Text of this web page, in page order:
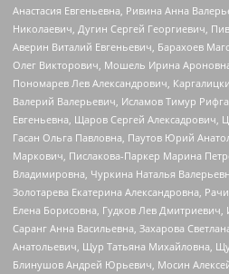
Анастасия Евгеньевна, Ривина Анна
Николаевич, Дугин Сергей Георгиевич,
Аверин Виталий Евгеньевич, Барахоев
Олег Викторович, Мошель Ирина
Пономарев Лев Александрович,
Валерий Валерьевич, Исламов Тимур
Евгеньевна, Щаров Сергей Алексадрович,
Гасан Ольга Павловна, Паутов Юрий
Маркович, Пислакова-Паркер Марина
Владимировна, Чуркина Наталья
Золотарева Екатерина Александровна,
Елена Борисовна, Гудков Лев
Саранг Анна Васильевна, Захарова
Анатольевич, Щур Татьяна Михайловна,
Блинушов Андрей Юрьевич, Мосин